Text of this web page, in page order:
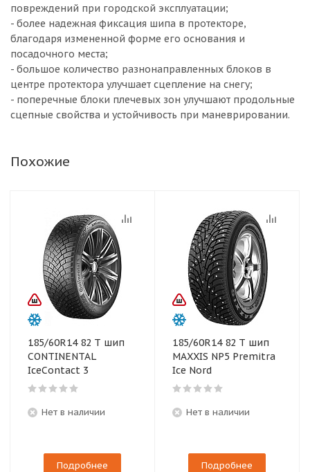
повреждений при городской эксплуатации;
- более надежная фиксация шипа в протекторе,
благодаря измененной форме его основания и
посадочного места;
- большое количество разнонаправленных блоков в
центре протектора улучшает сцепление на снегу;
- поперечные блоки плечевых зон улучшают продольные
сцепные свойства и устойчивость при маневрировании.
Похожие
185/60R14 82 T шип
CONTINENTAL
IceContact 3
Нет в наличии
Подробнее
185/60R14 82 T шип
MAXXIS NP5 Premitra
Ice Nord
Нет в наличии
Подробнее